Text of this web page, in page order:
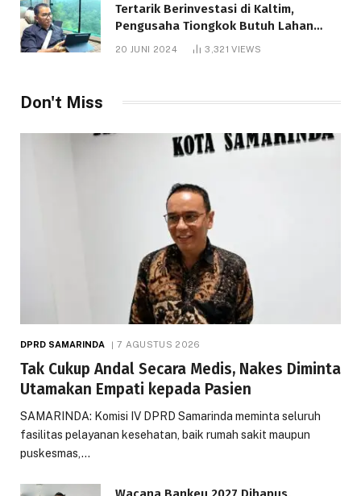
Tertarik Berinvestasi di Kaltim,
Pengusaha Tiongkok Butuh Lahan
1.000 Hektare
20 JUNI 2024 3,321VIEWS
Don't Miss
DPRD SAMARINDA 7 AGUSTUS 2026
Tak Cukup Andal Secara Medis, Nakes Diminta
Utamakan Empati kepada Pasien
SAMARINDA: Komisi IV DPRD Samarinda meminta seluruh
fasilitas pelayanan kesehatan, baik rumah sakit maupun
puskesmas,…